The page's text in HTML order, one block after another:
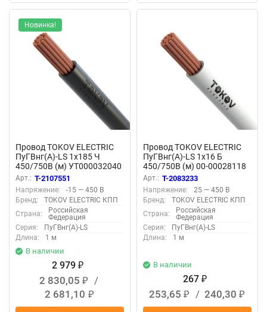
Новинка!
Провод TOKOV ELECTRIC
ПуГВнг(А)-LS 1х185 Ч
450/750В (м) УТ000032040
Арт.: T-2107551
Напряжение:
-15 — 450 В
Бренд:
TOKOV ELECTRIC КПП
Страна:
Российская
Федерация
Серия:
ПуГВнг(А)-LS
Длина:
1 м
В наличии
2 979 ₽
2 830,05 ₽
/
2 681,10 ₽
Провод TOKOV ELECTRIC
ПуГВнг(А)-LS 1х16 Б
450/750В (м) 00-00028118
Арт.: T-2083233
Напряжение:
25 — 450 В
Бренд:
TOKOV ELECTRIC КПП
Страна:
Российская
Федерация
Серия:
ПуГВнг(А)-LS
Длина:
1 м
В наличии
267 ₽
253,65 ₽ / 240,30 ₽